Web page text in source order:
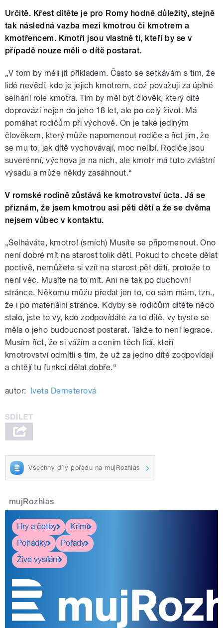
Určitě. Křest dítěte je pro Romy hodně důležitý, stejně
tak následná vazba mezi kmotrou či kmotrem a
kmotřencem. Kmotři jsou vlastně ti, kteří by se v
případě nouze měli o dítě postarat.
„V tom by měli jít příkladem. Často se setkávám s tím, že
lidé nevědí, kdo je jejich kmotrem, což považuji za úplné
selhání role kmotra. Tím by měl být člověk, který dítě
doprovází nejen do jeho 18 let, ale po celý život. Má
pomáhat rodičům při výchově. On je také jediným
člověkem, který může napomenout rodiče a říct jim, že
se mu to, jak dítě vychovávají, moc nelíbí. Rodiče jsou
suverénní, výchova je na nich, ale kmotr má tuto zvláštní
výsadu a může někdy zasáhnout.“
V romské rodině zůstává ke kmotrovství úcta. Já se
přiznám, že jsem kmotrou asi pěti dětí a že se dvěma
nejsem vůbec v kontaktu.
„Selháváte, kmotro! (smích) Musíte se připomenout. Ono
není dobré mít na starost tolik dětí. Pokud to chcete dělat
poctivě, nemůžete si vzít na starost pět dětí, protože to
není věc. Musíte na to mít. Ani ne tak po duchovní
stránce. Někomu můžu předat jen to, co sám mám, tzn.,
že i po materiální stránce. Kdyby se rodičům dítěte něco
stalo, jste to vy, kdo zodpovídáte za to dítě, vy byste se
měla o jeho budoucnost postarat. Takže to není legrace.
Musím říct, že si vážím a cením těch lidí, kteří
kmotrovství odmítli s tím, že už za jedno dítě zodpovídají
a chtějí tu funkci dělat dobře.“
autor: Iveta Demeterová
Všechny díly pořadu na mujRozhlas
mujRozhlas
Hry a četby
Krimi
Pohádky
Pořady
Živé vysílání